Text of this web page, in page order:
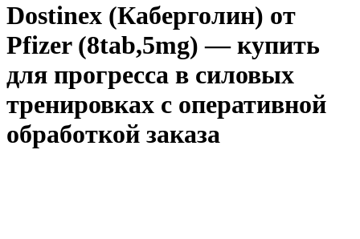
Dostinex (Каберголин) от
Pfizer (8tab,5mg) — купить
для прогресса в силовых
тренировках с оперативной
обработкой заказа